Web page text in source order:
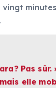
Pas sûr.
elle